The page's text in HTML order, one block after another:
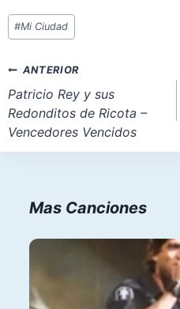
Etiquetas
de
entrada:
#Mi Ciudad
Navegación
de
entradas
ANTERIOR
Patricio Rey y sus
Redonditos de Ricota –
Vencedores Vencidos
Mas Canciones